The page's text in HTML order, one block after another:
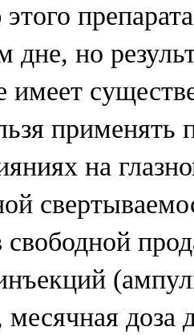
дне, но
на
свободной
месячная доза